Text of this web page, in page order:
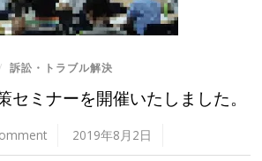
訴訟・トラブル解決
セミナーを開催いたしました。
2019年8月2日